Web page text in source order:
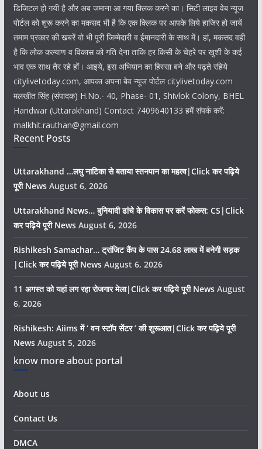
डिजिटल हो गयी है और अब जमाना आ गया क्लिक करने का। सिटी लाइव वेब न्यूज
पोर्टल को शुरू करने का मकसद भी है कि एक क्लिक पर आपके लिये हाजिर हो जायें
तमाम प्रकार की खबरें वो भी पूरी जिम्मेदारी व ईमानदारी के साथ में। हां, मकसद वही
है कि लोक कल्याण व विकास को गति देना ताकि हर किसी के चेहरे पर खुशी के कई
भाव एक साथ तैर रहे हों। आइये, इस अभियान का हिस्सा बने और पढ़ते रहिये
citylivetoday.com, आपका अपना बेव न्यूज पोर्टल citylivetoday.com
मलखीत सिंह (संपादक) H.No.- 40, Phase- 01, Shivlok Colony, BHEL
Haridwar (Uttarakhand) Contact 7409640133 हमें संपर्क करें:
malkhit.rauthan@gmail.com
Recent Posts
Uttarakhand …लघु नाटिका से बताया स्तनपान का महत्व|Click कर पढ़िये
पूरी News August 6, 2026
Uttarakhand News… बुनियादी ढांचे के विकास पर करें फोकस: CS|Click
कर पढ़िये पूरी News August 6, 2026
Rishikesh Samachar… ट्रांजिट कैंप के पास 24.68 लाख में बनेगी सड़क
|Click कर पढ़िये पूरी News August 6, 2026
11 अगस्त को यहां लग रहा रोजगार मेला|Click कर पढ़िये पूरी News August
6, 2026
Rishikesh: Aiims में ‘ वन स्टॉप सेंटर ’ की शुरूआत|Click कर पढ़िये पूरी
News August 5, 2026
know more about portal
About us
Contact Us
DMCA